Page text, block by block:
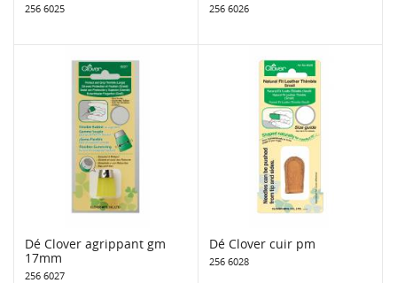
256 6025 256 6026
Dé Clover agrippant gm
17mm
256 6027
Dé Clover cuir pm
256 6028